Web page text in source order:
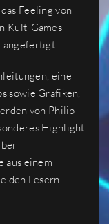
Feeling von
Kult-Games
angefertigt.
eine
sowie Grafiken,
von Philip
Highlight
aus einem
den Lesern